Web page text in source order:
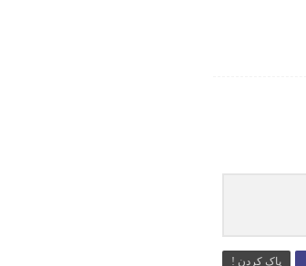
پاک کردن !